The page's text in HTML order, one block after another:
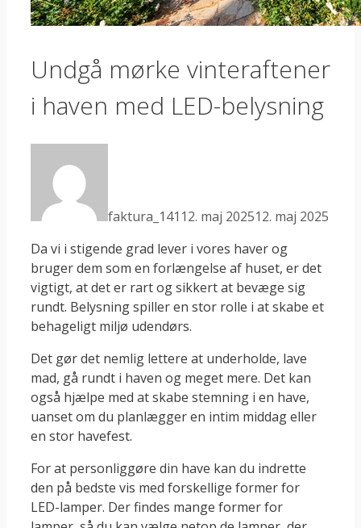
Undgå mørke vinteraftener
i haven med LED-belysning
faktura_141 12. maj 202512. maj 2025
Da vi i stigende grad lever i vores haver og
bruger dem som en forlængelse af huset, er det
vigtigt, at det er rart og sikkert at bevæge sig
rundt. Belysning spiller en stor rolle i at skabe et
behageligt miljø udendørs.
Det gør det nemlig lettere at underholde, lave
mad, gå rundt i haven og meget mere. Det kan
også hjælpe med at skabe stemning i en have,
uanset om du planlægger en intim middag eller
en stor havefest.
For at personliggøre din have kan du indrette
den på bedste vis med forskellige former for
LED-lamper. Der findes mange former for